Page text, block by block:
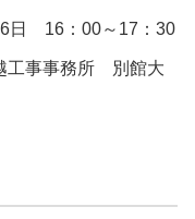
16：00～17：30
事事務所 別館大